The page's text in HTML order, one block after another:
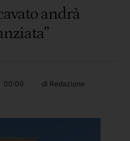
andrà
00:00 di Redazione